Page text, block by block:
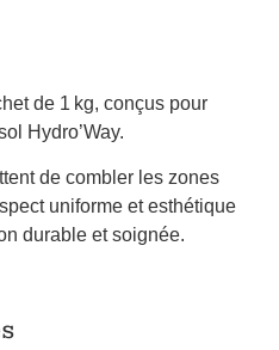
de 1 kg, conçus pour
Hydro’Way.
de combler les zones
uniforme et esthétique
durable et soignée.